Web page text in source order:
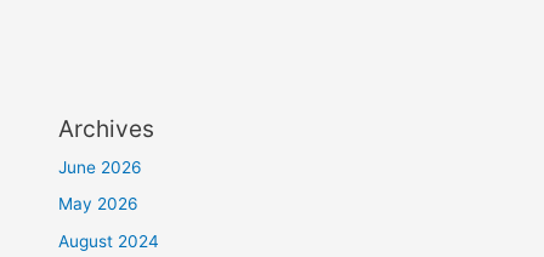
Archives
June 2026
May 2026
August 2024